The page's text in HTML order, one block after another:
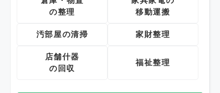
の整理
移動運搬
汚部屋の清掃 家財整理
店舗什器
の回収
福祉整理